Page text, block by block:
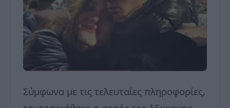
Σύμφωνα με τις τελευταίες πληροφορίες,